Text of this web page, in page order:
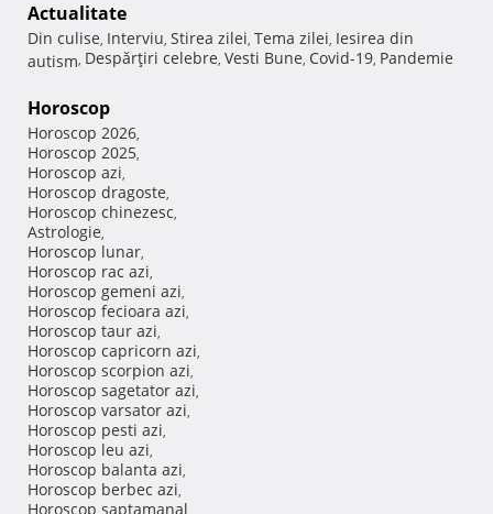
Actualitate
Din culise, Interviu, Stirea zilei, Tema zilei, Iesirea din
autism, Despărţiri celebre, Vesti Bune, Covid-19, Pandemie
Horoscop
Horoscop 2026,
Horoscop 2025,
Horoscop azi,
Horoscop dragoste,
Horoscop chinezesc,
Astrologie,
Horoscop lunar,
Horoscop rac azi,
Horoscop gemeni azi,
Horoscop fecioara azi,
Horoscop taur azi,
Horoscop capricorn azi,
Horoscop scorpion azi,
Horoscop sagetator azi,
Horoscop varsator azi,
Horoscop pesti azi,
Horoscop leu azi,
Horoscop balanta azi,
Horoscop berbec azi,
Horoscop saptamanal